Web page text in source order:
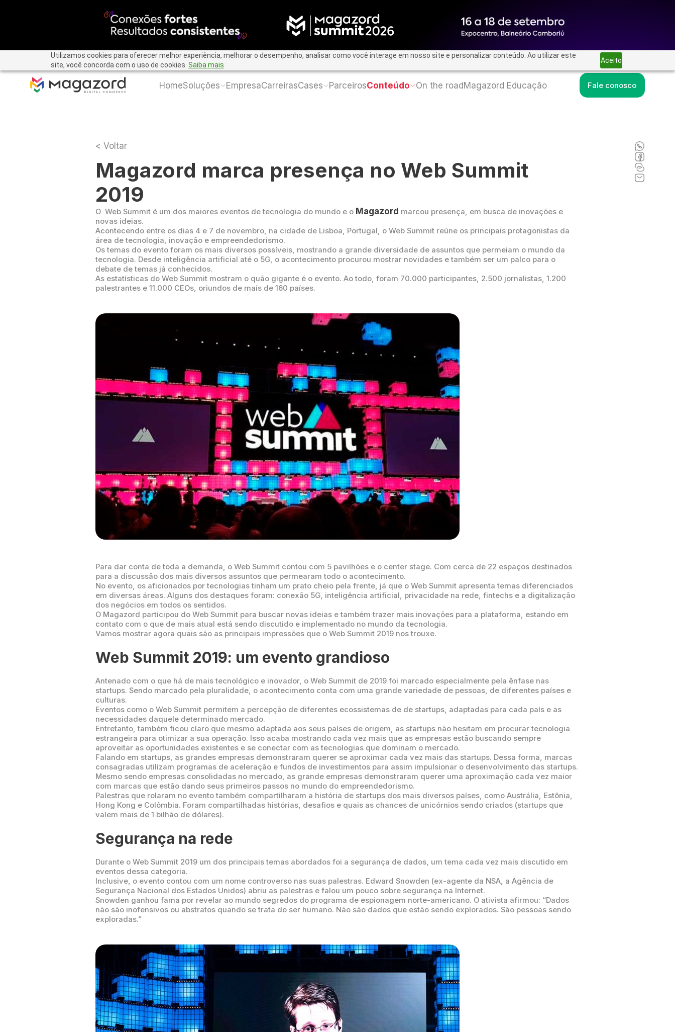
Utilizamos cookies para oferecer melhor experiência, melhorar o desempenho, analisar como você interage em nosso site e personalizar conteúdo. Ao utilizar este
site, você concorda com o uso de cookies. Saiba mais
Aceito
HomeSoluções EmpresaCarreirasCases ParceirosConteúdo On the roadMagazord Educação Fale conosco
< Voltar
Magazord marca presença no Web Summit
2019
O Web Summit é um dos maiores eventos de tecnologia do mundo e o Magazord marcou presença, em busca de inovações e
novas ideias.
Acontecendo entre os dias 4 e 7 de novembro, na cidade de Lisboa, Portugal, o Web Summit reúne os principais protagonistas da
área de tecnologia, inovação e empreendedorismo.
Os temas do evento foram os mais diversos possíveis, mostrando a grande diversidade de assuntos que permeiam o mundo da
tecnologia. Desde inteligência artificial até o 5G, o acontecimento procurou mostrar novidades e também ser um palco para o
debate de temas já conhecidos.
As estatísticas do Web Summit mostram o quão gigante é o evento. Ao todo, foram 70.000 participantes, 2.500 jornalistas, 1.200
palestrantes e 11.000 CEOs, oriundos de mais de 160 países.
Para dar conta de toda a demanda, o Web Summit contou com 5 pavilhões e o center stage. Com cerca de 22 espaços destinados
para a discussão dos mais diversos assuntos que permearam todo o acontecimento.
No evento, os aficionados por tecnologias tinham um prato cheio pela frente, já que o Web Summit apresenta temas diferenciados
em diversas áreas. Alguns dos destaques foram: conexão 5G, inteligência artificial, privacidade na rede, fintechs e a digitalização
dos negócios em todos os sentidos.
O Magazord participou do Web Summit para buscar novas ideias e também trazer mais inovações para a plataforma, estando em
contato com o que de mais atual está sendo discutido e implementado no mundo da tecnologia.
Vamos mostrar agora quais são as principais impressões que o Web Summit 2019 nos trouxe.
Web Summit 2019: um evento grandioso
Antenado com o que há de mais tecnológico e inovador, o Web Summit de 2019 foi marcado especialmente pela ênfase nas
startups. Sendo marcado pela pluralidade, o acontecimento conta com uma grande variedade de pessoas, de diferentes países e
culturas.
Eventos como o Web Summit permitem a percepção de diferentes ecossistemas de de startups, adaptadas para cada país e as
necessidades daquele determinado mercado.
Entretanto, também ficou claro que mesmo adaptada aos seus países de origem, as startups não hesitam em procurar tecnologia
estrangeira para otimizar a sua operação. Isso acaba mostrando cada vez mais que as empresas estão buscando sempre
aproveitar as oportunidades existentes e se conectar com as tecnologias que dominam o mercado.
Falando em startups, as grandes empresas demonstraram querer se aproximar cada vez mais das startups. Dessa forma, marcas
consagradas utilizam programas de aceleração e fundos de investimentos para assim impulsionar o desenvolvimento das startups.
Mesmo sendo empresas consolidadas no mercado, as grande empresas demonstraram querer uma aproximação cada vez maior
com marcas que estão dando seus primeiros passos no mundo do empreendedorismo.
Palestras que rolaram no evento também compartilharam a história de startups dos mais diversos países, como Austrália, Estônia,
Hong Kong e Colômbia. Foram compartilhadas histórias, desafios e quais as chances de unicórnios sendo criados (startups que
valem mais de 1 bilhão de dólares).
Segurança na rede
Durante o Web Summit 2019 um dos principais temas abordados foi a segurança de dados, um tema cada vez mais discutido em
eventos dessa categoria.
Inclusive, o evento contou com um nome controverso nas suas palestras. Edward Snowden (ex-agente da NSA, a Agência de
Segurança Nacional dos Estados Unidos) abriu as palestras e falou um pouco sobre segurança na Internet.
Snowden ganhou fama por revelar ao mundo segredos do programa de espionagem norte-americano. O ativista afirmou: “Dados
não são inofensivos ou abstratos quando se trata do ser humano. Não são dados que estão sendo explorados. São pessoas sendo
exploradas.”